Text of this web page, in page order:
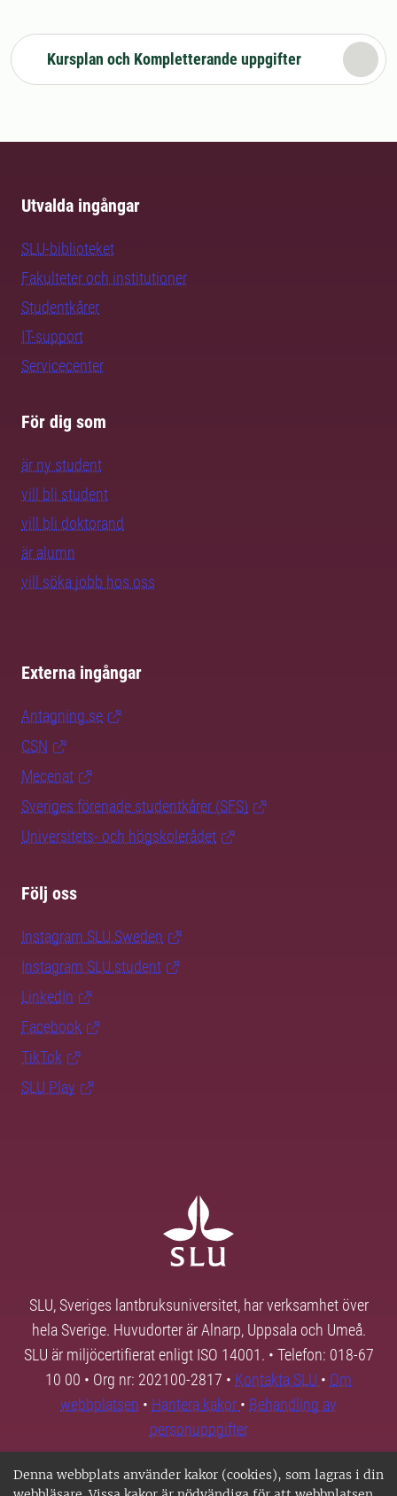
Denna webbplats använder kakor (cookies), som lagras i din
Kursplan och Kompletterande uppgifter
Utvalda ingångar
SLU-biblioteket
Fakulteter och institutioner
Studentkårer
IT-support
Servicecenter
För dig som
är ny student
vill bli student
vill bli doktorand
är alumn
vill söka jobb hos oss
Externa ingångar
Antagning.se
CSN
Mecenat
Sveriges förenade studentkårer (SFS)
Universitets- och högskolerådet
Följ oss
Instagram SLU.Sweden
Instagram SLU.student
LinkedIn
Facebook
TikTok
SLU Play
SLU, Sveriges lantbruksuniversitet, har verksamhet över
hela Sverige. Huvudorter är Alnarp, Uppsala och Umeå.
SLU är miljöcertifierat enligt ISO 14001. • Telefon: 018-67
10 00 • Org nr: 202100-2817 • Kontakta SLU • Om
webbplatsen • Hantera kakor • Behandling av
personuppgifter